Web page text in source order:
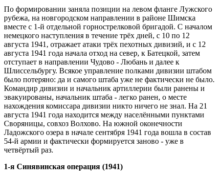
По формировании заняла позиции на левом фланге Лужского
рубежа, на новгородском направлении в районе Шимска
вместе с 1-й отдельной горнострелковой бригадой. С началом
немецкого наступления в течение трёх дней, с 10 по 12
августа 1941, отражает атаки трёх пехотных дивизий, и с 12
августа 1941 года начала отход на север, к Батецкой, затем
отступает в направлении Чудово - Любань и далее к
Шлиссельбургу. Всякое управление полками дивизии штабом
было потеряно: да и самого штаба уже не фактически не было.
Командир дивизии и начальник артиллерии были ранены и
эвакуированы, начальник штаба - легко ранен, о месте
нахождения комиссара дивизии никто ничего не знал. На 21
августа 1941 года находится между населёнными пунктами
Своряницы, совхоз Волхово. На южной оконечности
Ладожского озера в начале сентября 1941 года вошла в состав
54-й армии и фактически формируется заново - уже в
четвёртый раз.
1-я Синявинская операция (1941)